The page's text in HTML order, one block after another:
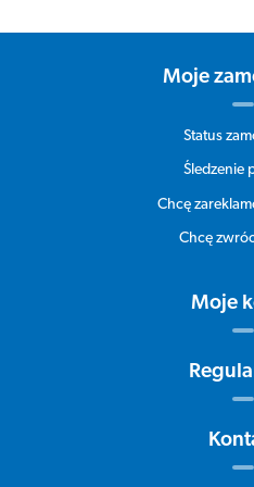
Moje
Status
Śledzenie
Chcę
Chcę
Moje